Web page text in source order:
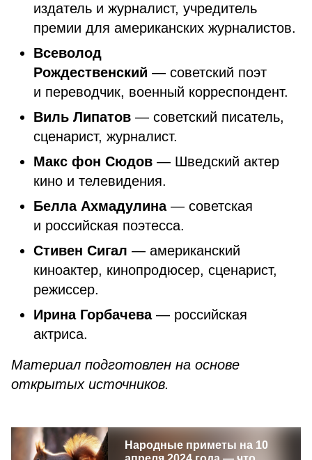
издатель и журналист, учредитель
премии для американских журналистов.
Всеволод
Рождественский — советский поэт
и переводчик, военный корреспондент.
Виль Липатов — советский писатель,
сценарист, журналист.
Макс фон Сюдов — Шведский актер
кино и телевидения.
Белла Ахмадулина — советская
и российская поэтесса.
Стивен Сигал — американский
киноактер, кинопродюсер, сценарист,
режиссер.
Ирина Горбачева — российская
актриса.
Материал подготовлен на основе
открытых источников.
Народные приметы на 10